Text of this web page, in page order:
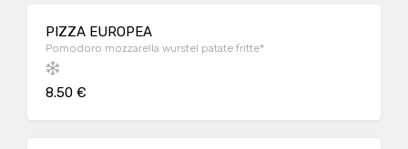
PIZZA EUROPEA
Pomodoro mozzarella wurstel patate fritte*
8.50 €